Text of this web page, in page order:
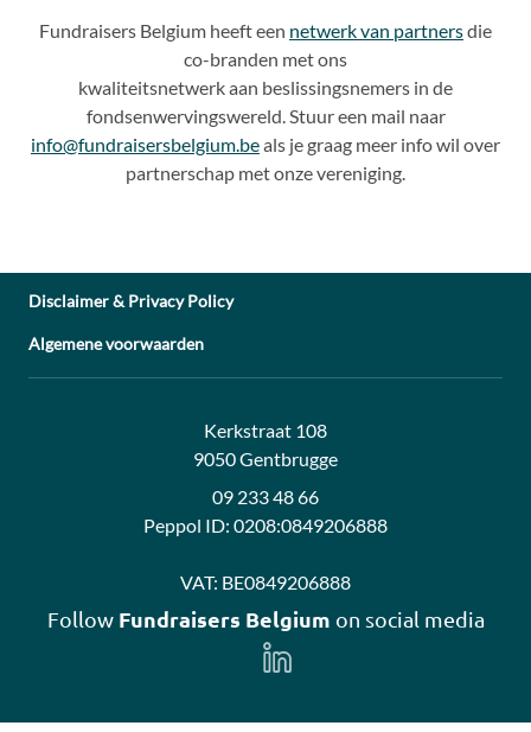
Fundraisers Belgium heeft een netwerk van partnersdie
co-branden met ons
kwaliteitsnetwerk aan beslissingsnemers in de
fondsenwervingswereld. Stuur een mail naar
info@fundraisersbelgium.beals je graag meer info wil over
partnerschap met onze vereniging.
Disclaimer & Privacy Policy
Algemene voorwaarden
Contact:
Address:
Kerkstraat 108
9050 Gentbrugge
09 233 48 66
Peppol ID: 0208:0849206888
VAT: BE0849206888
Follow Fundraisers Belgium on social media